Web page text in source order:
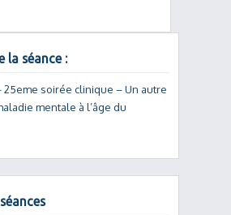
la séance :
25eme soirée clinique – Un autre
mentale à l’âge du